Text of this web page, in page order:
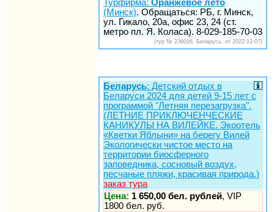
Турфирма: Оранжевое лето
(Минск). Обращаться: РБ, г. Минск,
ул. Гикало, 20а, офис 23, 24 (ст.
метро пл. Я. Коласа). 8-029-185-70-03
(тур № 236026, Беларусь, от 2022-12-07)
Беларусь: Детский отдых в
Беларуси 2024 для детей 9-15 лет c
программой "Летняя перезагрузка".
(ЛЕТНИЕ ПРИКЛЮЧЕНЧЕСКИЕ
КАНИКУЛЫ НА ВИЛЕЙКЕ. Экоотель
«Кветки Яблыни» на берегу Вилей
Экологически чистое место на
территории биосферного
заповедника, сосновый воздух,
песчаные пляжи, красивая природа.)
заказ тура
Цена: 1 650,00 бел. рублей, VIP
1800 бел. руб.